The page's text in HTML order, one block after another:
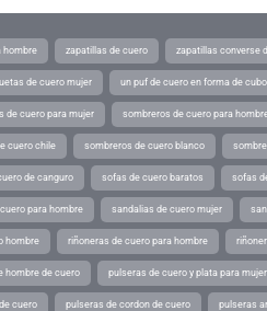
hombre zapatillas de cuero zapatillas converse
de cuero mujer un puf de cuero en forma de cubo
de cuero para mujer sombreros de cuero para
cuero chile sombreros de cuero blanco
de canguro sofas de cuero baratos sofas
para hombre sandalias de cuero mujer
hombre riñoneras de cuero para hombre
hombre de cuero pulseras de cuero y plata para mujer
cuero pulseras de cordon de cuero pulseras